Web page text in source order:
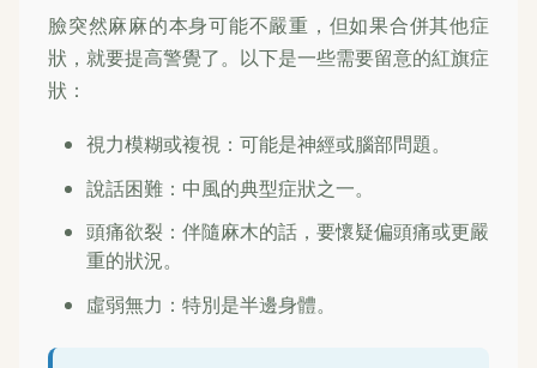
臉突然麻麻的本身可能不嚴重，但如果合併其他症
狀，就要提高警覺了。以下是一些需要留意的紅旗症
狀：
視力模糊或複視：可能是神經或腦部問題。
說話困難：中風的典型症狀之一。
頭痛欲裂：伴隨麻木的話，要懷疑偏頭痛或更嚴
重的狀況。
虛弱無力：特別是半邊身體。